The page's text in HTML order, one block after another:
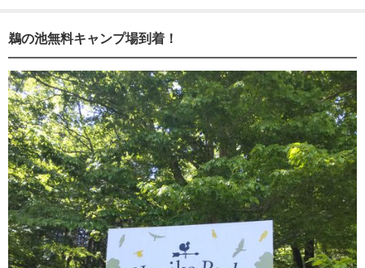
鵜の池無料キャンプ場到着！